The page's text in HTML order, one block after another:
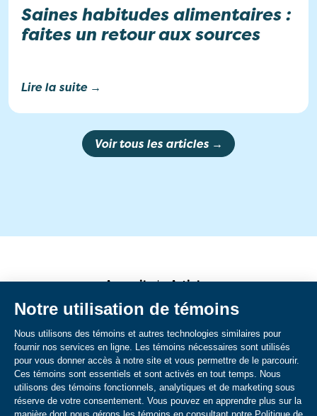
Saines habitudes alimentaires :
faites un retour aux sources
Lire la suite →
Voir tous les articles →
Accueil
Articles
Recettes
À propos Gérer les témoins